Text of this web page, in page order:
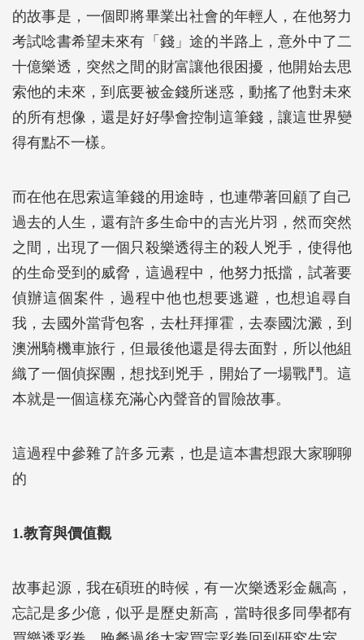
的故事是，一個即將畢業出社會的年輕人，在他努力
考試唸書希望未來有「錢」途的半路上，意外中了二
十億樂透，突然之間的財富讓他很困擾，他開始去思
索他的未來，到底要被金錢所迷惑，動搖了他對未來
的所有想像，還是好好學會控制這筆錢，讓這世界變
得有點不一樣。
而在他在思索這筆錢的用途時，也連帶著回顧了自己
過去的人生，還有許多生命中的吉光片羽，然而突然
之間，出現了一個只殺樂透得主的殺人兇手，使得他
的生命受到的威脅，這過程中，他努力抵擋，試著要
偵辦這個案件，過程中他也想要逃避，也想追尋自
我，去國外當背包客，去杜拜揮霍，去泰國沈澱，到
澳洲騎機車旅行，但最後他還是得去面對，所以他組
織了一個偵探團，想找到兇手，開始了一場戰鬥。這
本就是一個這樣充滿心內聲音的冒險故事。
這過程中參雜了許多元素，也是這本書想跟大家聊聊
的
1.教育與價值觀
故事起源，我在碩班的時候，有一次樂透彩金飆高，
忘記是多少億，似乎是歷史新高，當時很多同學都有